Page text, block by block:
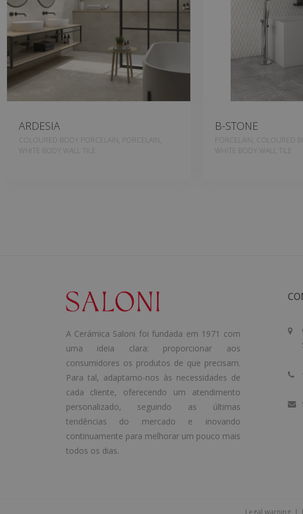
ARDESIA
COLOURED BODY PORCELAIN, PORCELAIN,
WHITE BODY WALL TILE
B-STONE
PORCELAIN, COLOURED
WHITE BODY WALL TILE
A Cerámica Saloni foi fundada em 1971 com
uma ideia clara: proporcionar aos
consumidores os produtos de que precisam.
Para tal, adaptamo-nos às necessidades de
cada cliente, oferecendo um atendimento
personalizado, seguindo as últimas
tendências do mercado e inovando
continuamente para melhorar um pouco mais
todos os dias.
Legal warning|